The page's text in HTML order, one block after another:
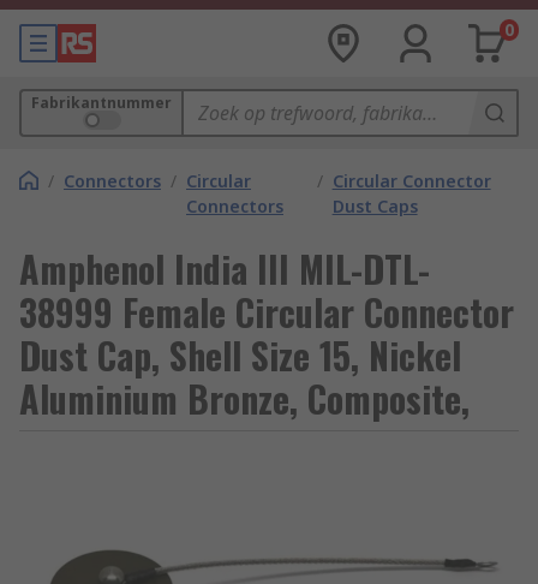
0
Fabrikantnummer
/ Connectors / Circular
Connectors
/ Circular Connector
Dust Caps
Amphenol India III MIL-DTL-
38999 Female Circular Connector
Dust Cap, Shell Size 15, Nickel
Aluminium Bronze, Composite,